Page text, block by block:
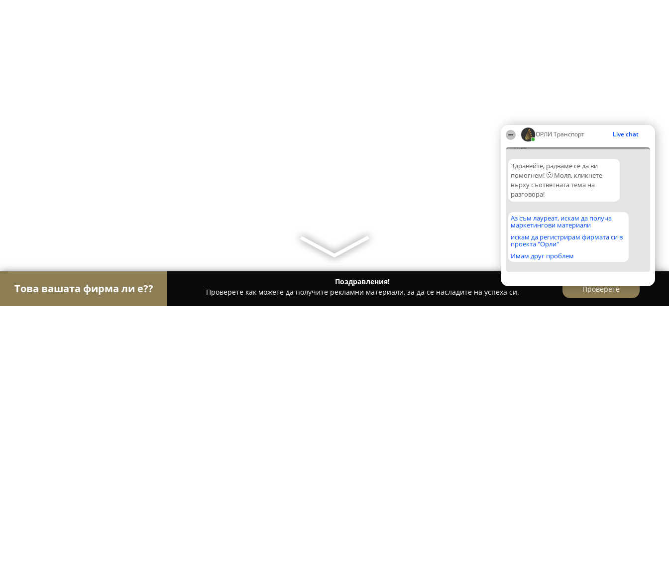
ОРЛИ Транспорт Live chat
11:28
Здравейте, радваме се да ви
помогнем! 🙂 Моля, кликнете
върху съответната тема на
разговора!
Аз съм лауреат, искам да получа
маркетингови материали
искам да регистрирам фирмата си в
проекта "Орли"
Имам друг проблем
Това вашата фирма ли е??
Поздравления!
Проверете как можете да получите рекламни материали, за да се насладите на успеха си.
Проверете